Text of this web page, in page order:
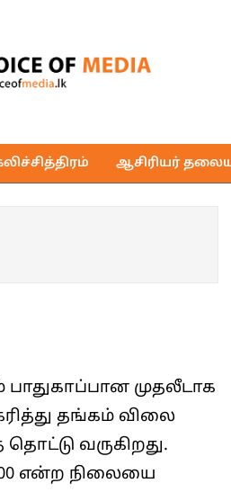
ஆசிரியர்
முதலீடாக
தங்கம் விலை
வருகிறது.
என்ற நிலையை